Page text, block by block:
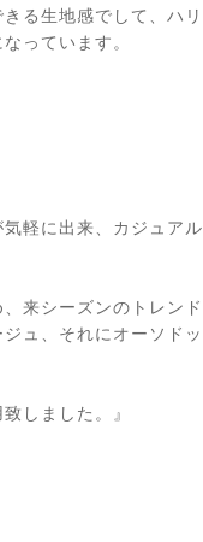
る生地感でして、ハリ
っています。
軽に出来、カジュアル
来シーズンのトレンド
ュ、それにオーソドッ
しました。』